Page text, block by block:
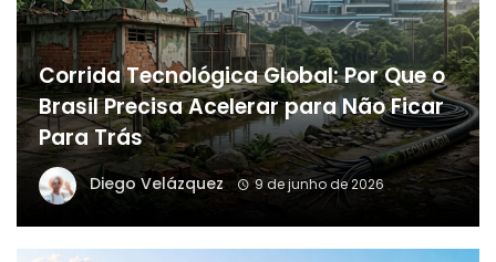
Corrida Tecnológica Global: Por Que o
Brasil Precisa Acelerar para Não Ficar
Para Trás
Diego Velázquez 9 de junho de 2026